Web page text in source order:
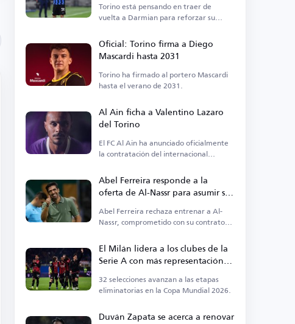
Torino está pensando en traer de
vuelta a Darmian para reforzar su
Oficial: Torino firma a Diego
Mascardi hasta 2031
Torino ha firmado al portero Mascardi
hasta el verano de 2031.
Al Ain ficha a Valentino Lazaro
del Torino
El FC Al Ain ha anunciado oficialmente
la contratación del internacional
Abel Ferreira responde a la
oferta de Al-Nassr para asumir su
entrenamiento en lugar de Jesus
Abel Ferreira rechaza entrenar a Al-
Nassr, comprometido con su contrato
El Milán lidera a los clubes de la
Serie A con más representación
en la Copa del Mundo
32 selecciones avanzan a las etapas
eliminatorias en la Copa Mundial 2026.
Duván Zapata se acerca a renovar